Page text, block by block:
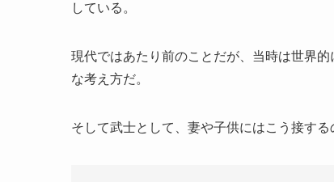
している。
現代ではあたり前のことだが、当時は世界
な考え方だ。
そして武士として、妻や子供にはこう接する